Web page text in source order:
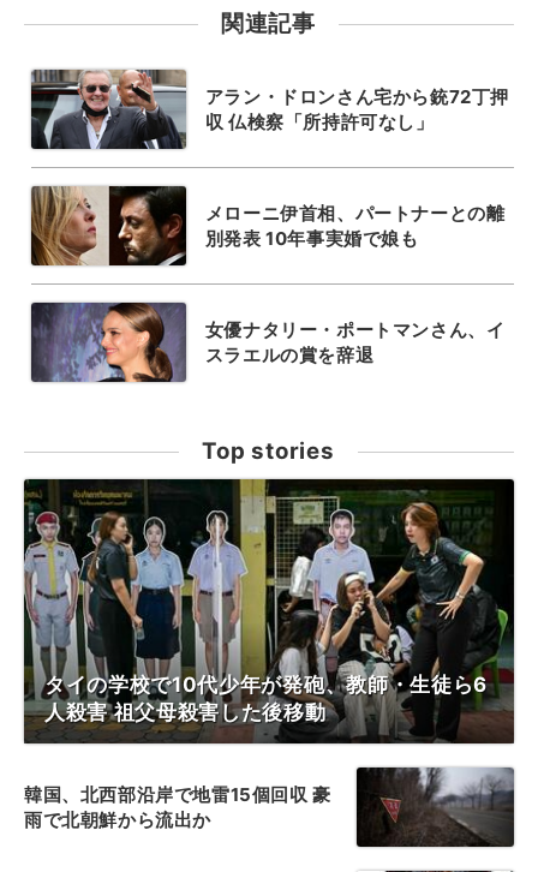
関連記事
アラン・ドロンさん宅から銃72丁押
収 仏検察「所持許可なし」
メローニ伊首相、パートナーとの離
別発表 10年事実婚で娘も
女優ナタリー・ポートマンさん、イ
スラエルの賞を辞退
Top stories
タイの学校で10代少年が発砲、教師・生徒ら6
人殺害 祖父母殺害した後移動
韓国、北西部沿岸で地雷15個回収 豪
雨で北朝鮮から流出か